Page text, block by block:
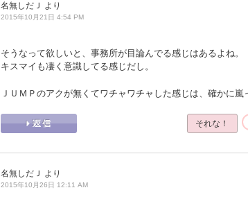
名無しだＪ より
2015年10月21日 4:54 PM
そうなって欲しいと、事務所が目論んでる感じはあるよね。
キスマイも凄く意識してる感じだし。
ＪＵＭＰのアクが無くてワチャワチャした感じは、確かに嵐
それな！
名無しだＪ より
2015年10月26日 12:11 AM